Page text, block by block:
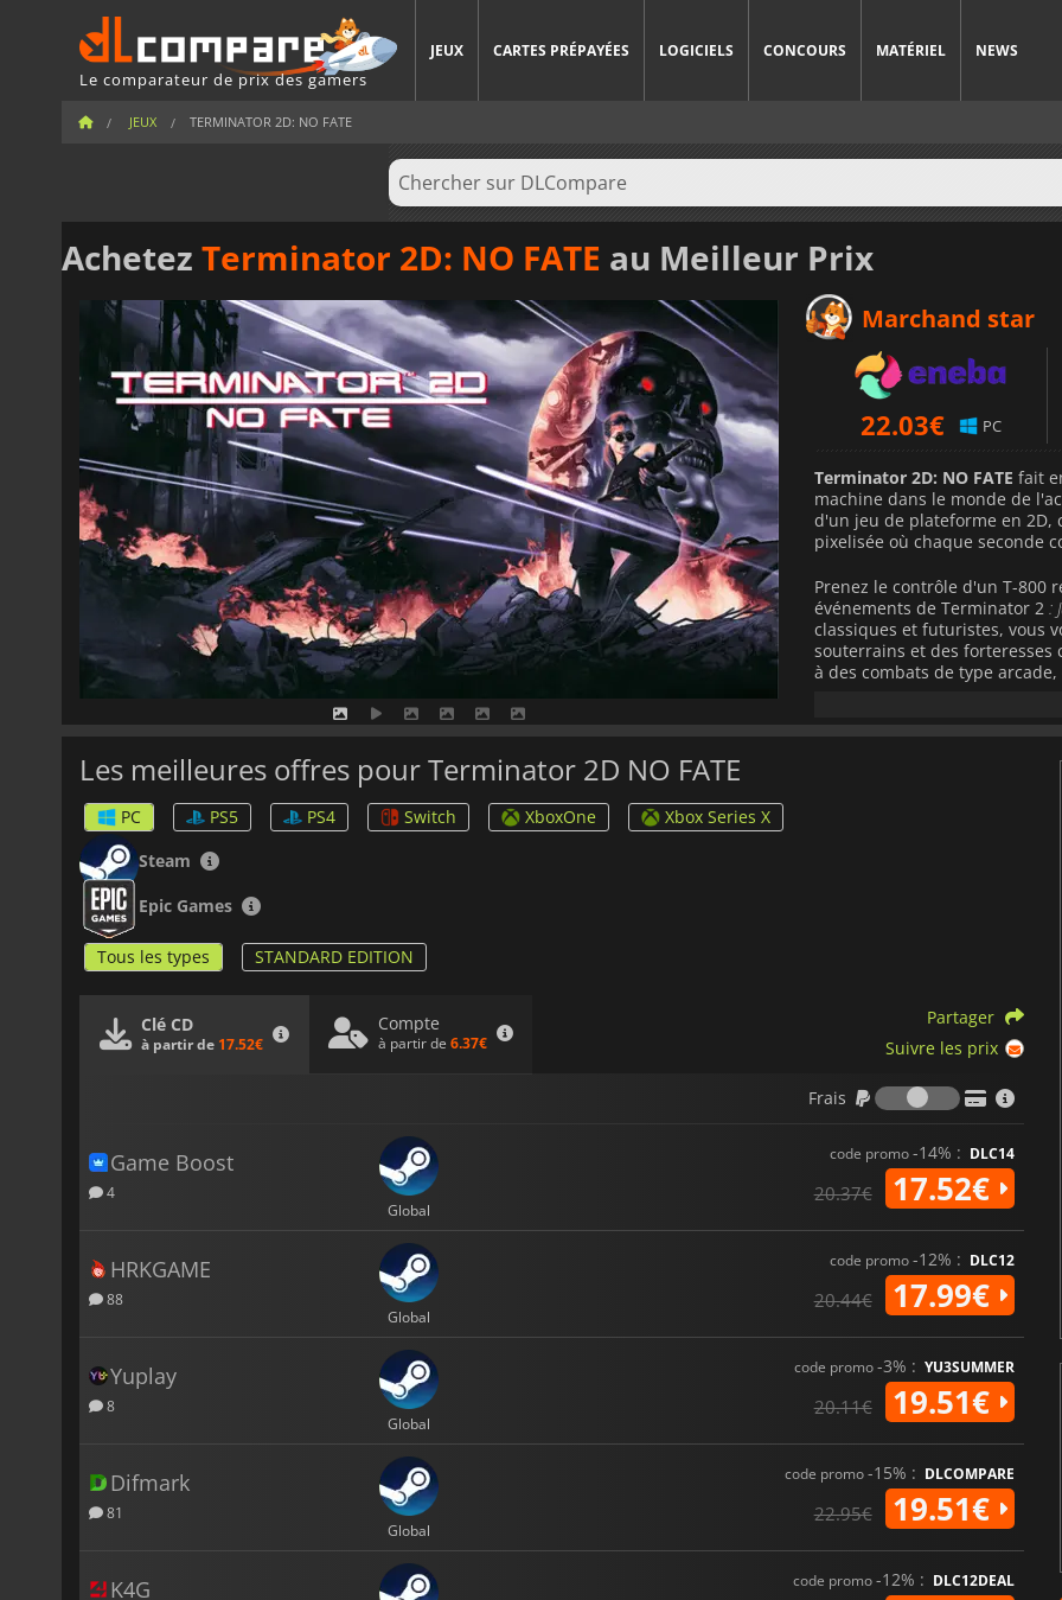
Le comparateur de prix des gamers
JEUX CARTES PRÉPAYÉES LOGICIELS CONCOURS MATÉRIEL NEWS
JEUX TERMINATOR 2D: NO FATE
Achetez Terminator 2D: NO FATE au Meilleur Prix
Marchand star
22.03€ PC
Terminator 2D: NO FATE fait
machine dans le monde de
d'un jeu de plateforme en 2D,
pixelisée où chaque seconde
Prenez le contrôle d'un T-800
événements de Terminator 2 :
classiques et futuristes, vous
souterrains et des forteresses
à des combats de type
rapidité, la stratégie et
Terminator 2D: NO FATE
embranchements, ce qui
plus impitoyable ? Chaque
au jeu une forte rejouabilité
Avec ses graphismes en
et sa bande-son rétro-
des années 90 et un
Les meilleures offres pour Terminator 2D NO FATE
PC PS5 PS4 Switch XboxOne
Xbox Series X
Steam
Epic Games
Tous les types STANDARD EDITION
Clé CD
à partir de 17.52€
Compte
à partir de 6.37€
Partager
Suivre les prix
Frais
Frais
Game Boost
4
Global
code promo-14% : DLC14
20.37€ 17.52€
HRKGAME
88
Global
code promo-12% : DLC12
20.44€ 17.99€
Yuplay
8
Global
code promo-3% : YU3SUMMER
20.11€ 19.51€
Difmark
81
Global
code promo-15% : DLCOMPARE
22.95€ 19.51€
K4G code promo-12% : DLC12DEAL